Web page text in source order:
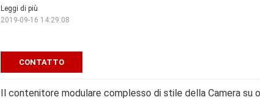
CONTATTO
Leggi di più
2019-09-16 14:29:08
Il contenitore modulare complesso di stile della Camera su